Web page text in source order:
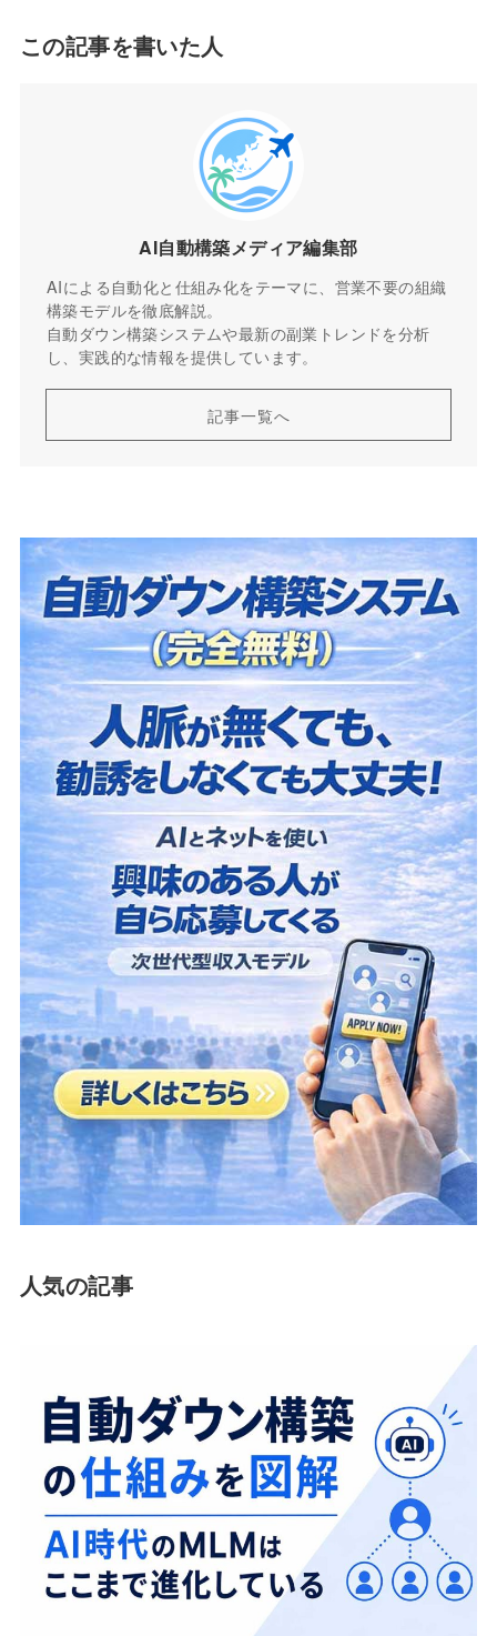
この記事を書いた人
AI自動構築メディア編集部
AIによる自動化と仕組み化をテーマに、営業不要の組織
構築モデルを徹底解説。
自動ダウン構築システムや最新の副業トレンドを分析
し、実践的な情報を提供しています。
記事一覧へ
人気の記事